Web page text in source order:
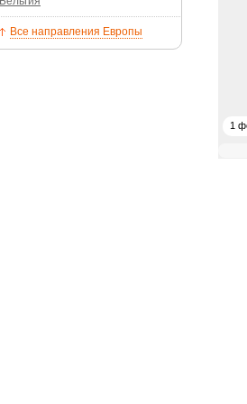
Все направления Европы
1